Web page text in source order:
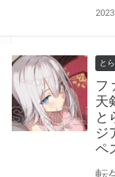
と
フ
天
と
ジ
ペ